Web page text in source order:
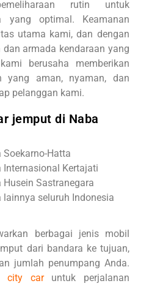
rutin untuk
yang optimal. Keamanan
utama kami, dan dengan
armada kendaraan yang
berusaha memberikan
yang aman, nyaman, dan
pelanggan kami.
jemput di Naba
Hatta
Kertajati
Sastranegara
seluruh Indonesia
berbagai jenis mobil
dari bandara ke tujuan,
jumlah penumpang Anda.
city caruntuk perjalanan